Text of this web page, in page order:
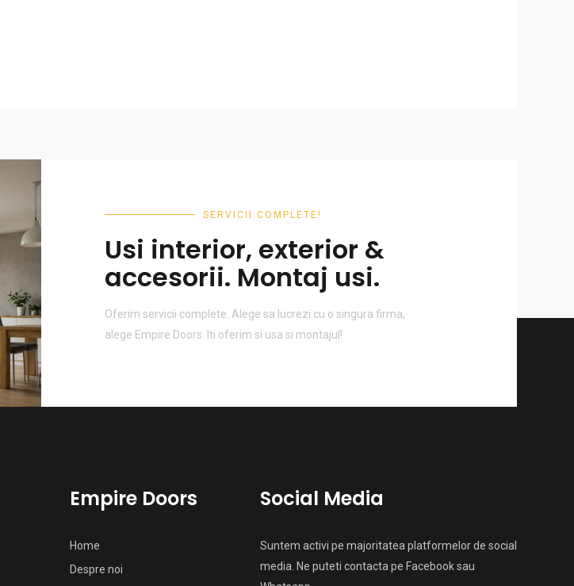
SERVICII COMPLETE!
Usi interior, exterior &
accesorii. Montaj usi.
Oferim servicii complete. Alege sa lucrezi cu o singura firma,
alege Empire Doors. Iti oferim si usa si montajul!
Empire Doors
Home
Despre noi
Social Media
Suntem activi pe majoritatea platformelor de social
media. Ne puteti contacta pe Facebook sau